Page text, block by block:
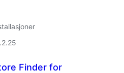
Finder for